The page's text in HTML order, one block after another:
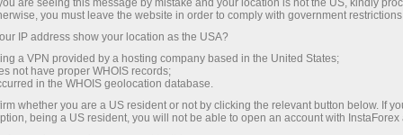
конкурентным возможностям:
кредитное плечо до 1:5000, одни
из лучших спредов и комиссий
на рынке, а также
привлекательные условия для
торговли акциями и индексами
Скорость
в трейдинге и на трассе
are seeing this message by mistake and your location is not the US, kindly
you must leave the website in order to comply with government
IP address show your location as the USA?
a VPN provided by a hosting company based in the United States;
not have proper WHOIS records;
in the WHOIS geolocation database.
whether you are a US resident or not by clicking the relevant button below. If
being a US resident, you will not be able to open an account with InstaForex